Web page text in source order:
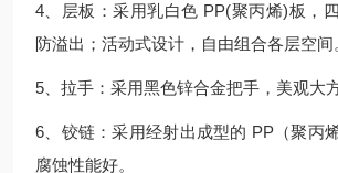
4、层板：采用乳白色 PP(聚丙烯)板，
防溢出；活动式设计，自由组合各层空间
5、拉手：采用黑色锌合金把手，美观大方
6、铰链：采用经射出成型的 PP（聚丙
腐蚀性能好。